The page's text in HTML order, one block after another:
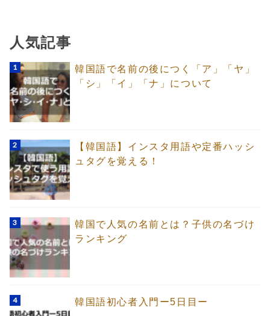
人気記事
韓国語で名前の後につく「ア」「ヤ」
「シ」「イ」「ナ」について
【韓国語】インスタ用語や定番ハッシ
ュタグを覚える！
韓国で人気の名前とは？子供の名づけ
ランキング
韓国語初心者入門ー5日目ー